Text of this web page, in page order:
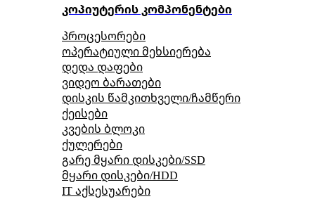
კოპიუტერის კომპონენტები
პროცესორები
ოპერატიული მეხსიერება
დედა დაფები
ვიდეო ბარათები
დისკის წამკითხველი/ჩამწერი
ქეისები
კვების ბლოკი
ქულერები
გარე მყარი დისკები/SSD
მყარი დისკები/HDD
IT აქსესუარები